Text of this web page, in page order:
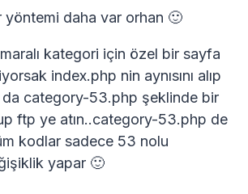
yöntemi daha var orhan 🙂
kategori için özel bir sayfa
index.php nin aynısını alıp
category-53.php şeklinde bir
ftp ye atın..category-53.php de
kodlar sadece 53 nolu
yapar 🙂